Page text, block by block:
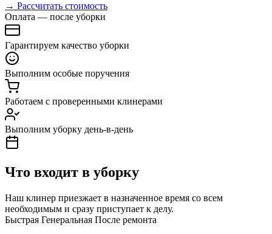
→ Рассчитать стоимость
Оплата — после уборки
Гарантируем качество уборки
Выполним особые поручения
Работаем с проверенными клинерами
Выполним уборку день-в-день
Что входит в уборку
Наш клинер приезжает в назначенное время со всем
необходимым и сразу приступает к делу.
Быстрая Генеральная После ремонта